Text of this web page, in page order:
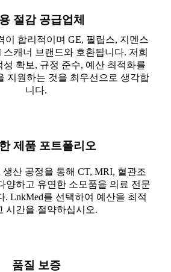
절감 공급업체
이 합리적이며 GE, 필립스, 지멘스
캐너 브랜드와 호환됩니다. 저희
성 확보, 규정 준수, 예산 최적화를
지원하는 것을 최우선으로 생각합
니다.
제품 포트폴리오
산 공정을 통해 CT, MRI, 혈관조
양하고 유연한 소모품을 의료 전문
. LnkMed를 선택하여 예산을 최적
시간을 절약하십시오.
품질 보증